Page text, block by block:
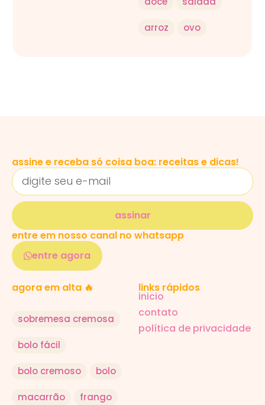
arroz ovo
assine e receba só coisa boa: receitas e dicas!
assinar
entre em nosso canal no whatsapp
entre agora
agora em alta 🔥
sobremesa cremosa
bolo fácil
bolo cremoso bolo
macarrão frango
links rápidos
inicio
contato
política de privacidade